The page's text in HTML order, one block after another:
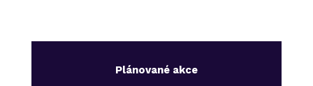
Plánované akce